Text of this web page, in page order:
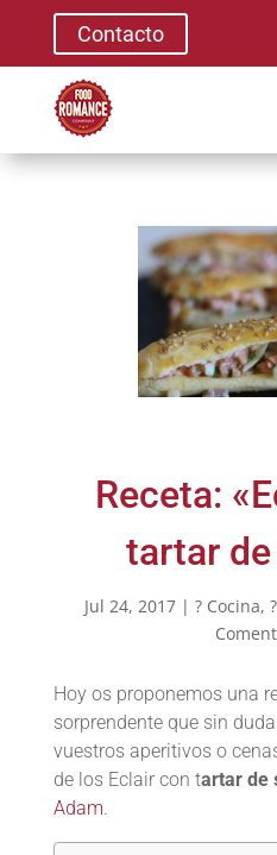
Contacto
Receta:
tartar
Jul 24, 2017 |? Cocina,
Hoy os proponemos una
sorprendente que sin
vuestros aperitivos o
de los Eclair con tartar de
Adam.